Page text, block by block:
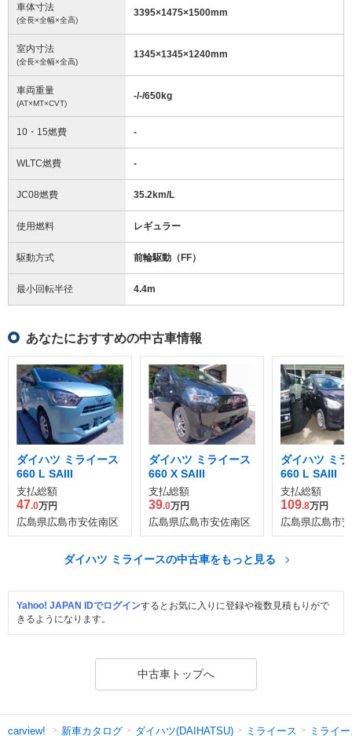
車体寸法
(全長×全幅×全高)
3395×1475×1500mm
室内寸法
(全長×全幅×全高)
1345×1345×1240mm
車両重量
(AT×MT×CVT)
-/-/650kg
10・15燃費 -
WLTC燃費 -
JC08燃費 35.2km/L
使用燃料 レギュラー
駆動方式 前輪駆動（FF）
最小回転半径 4.4m
あなたにおすすめの中古車情報
ダイハツ ミライース
660 L SAIII
支払総額
47.0万円
広島県広島市安佐南区
ダイハツ ミライース
660 X SAIII
支払総額
39.0万円
広島県広島市安佐南区
ダイハツ ミ
660 L SAIII
支払総額
109.8万円
広島県広島市
ダイハツ ミライースの中古車をもっと見る
Yahoo! JAPAN IDでログインするとお気に入りに登録や複数見積もりがで
きるようになります。
中古車トップへ
carview! 新車カタログ ダイハツ(DAIHATSU) ミライース ミライ